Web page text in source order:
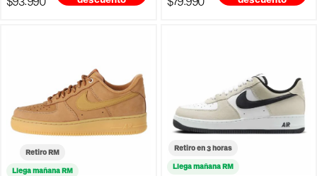
Retiro RM
Llega mañana RM
Retiro en 3 horas
Llega mañana RM